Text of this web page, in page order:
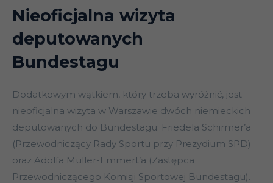
Nieoficjalna wizyta
deputowanych
Bundestagu
Dodatkowym wątkiem, który trzeba wyróżnić, jest
nieoficjalna wizyta w Warszawie dwóch niemieckich
deputowanych do Bundestagu: Friedela Schirmer’a
(Przewodniczący Rady Sportu przy Prezydium SPD)
oraz Adolfa Müller-Emmert’a (Zastępca
Przewodniczącego Komisji Sportowej Bundestagu).